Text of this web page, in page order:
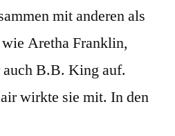
mit anderen als
Aretha Franklin,
auch B.B. King auf.
wirkte sie mit. In den